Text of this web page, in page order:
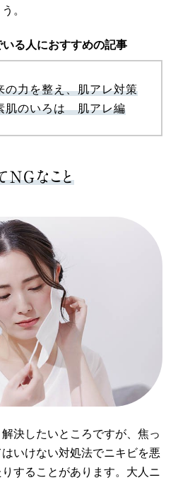
。
る人におすすめの記事
の力を整え、肌アレ対策
肌のいろは 肌アレ編
NGなこと
決したいところですが、焦っ
いけない対処法でニキビを悪
することがあります。大人ニ